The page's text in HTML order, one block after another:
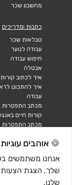
מחשבון שכר
כתבות ומדריכים
טבלאות שכר
עבודה לנוער
חיפוש עבודה
אבטלה
איך לכתוב קורות
איך להתכונן
עבודה
מכתב התפטרות
קורות חיים
מכתב התפטרות
🍪 אוהבים
שלך, הצגת הצעות
שלנו.